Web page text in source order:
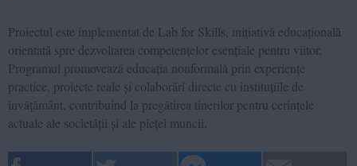
Proiectul este implementat de Lab for Skills, inițiativă educațională
orientată spre dezvoltarea competențelor esențiale pentru viitor.
Programul promovează educația nonformală prin experiențe
practice, proiecte reale și colaborări directe cu instituțiile de
învățământ, contribuind la pregătirea tinerilor pentru cerințele
actuale ale societății și ale pieței muncii.